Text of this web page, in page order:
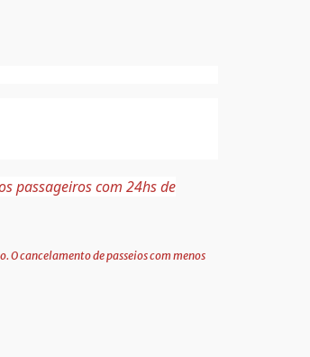
passageiros com 24hs de
cancelamento de passeios com menos